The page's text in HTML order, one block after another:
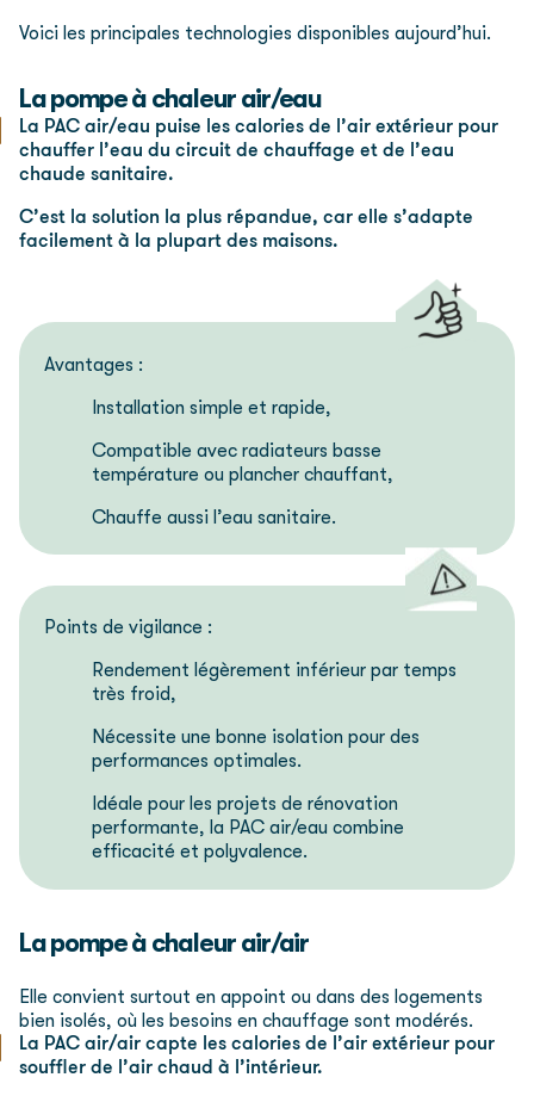
Voici les principales technologies disponibles aujourd’hui.
La pompe à chaleur air/eau
La PAC air/eau puise les calories de l’air extérieur pour
chauffer l’eau du circuit de chauffage et de l’eau
chaude sanitaire.
C’est la solution la plus répandue, car elle s’adapte
facilement à la plupart des maisons.
Avantages :
Installation simple et rapide,
Compatible avec radiateurs basse
température ou plancher chauffant,
Chauffe aussi l’eau sanitaire.
Points de vigilance :
Rendement légèrement inférieur par temps
très froid,
Nécessite une bonne isolation pour des
performances optimales.
Idéale pour les projets de rénovation
performante, la PAC air/eau combine
efficacité et polyvalence.
La pompe à chaleur air/air
Elle convient surtout en appoint ou dans des logements
bien isolés, où les besoins en chauffage sont modérés.
La PAC air/air capte les calories de l’air extérieur pour
souffler de l’air chaud à l’intérieur.